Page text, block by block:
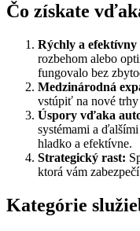
Čo získate
Rýchly a efektívny
rozbehom alebo
fungovalo bez
Medzinárodná
vstúpiť na nové
Úspory vďaka
systémami a
hladko a efektívne.
Strategický rast:
ktorá vám
Kategórie